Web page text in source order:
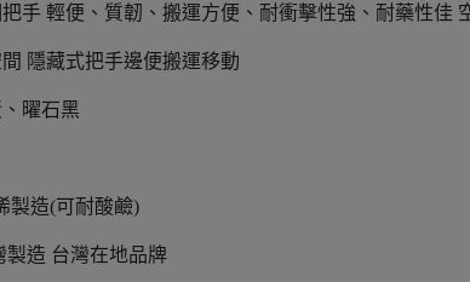
把手 輕便、質韌、搬運方便、耐衝擊性強、耐藥性佳
隱藏式把手邊便搬運移動
曜石黑
製造(可耐酸鹼)
製造 台灣在地品牌